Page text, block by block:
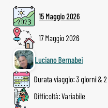
15 Maggio 2026
17 Maggio 2026
Luciano Bernabei
Durata viaggio: 3 giorni &
Difficoltà: Variabile